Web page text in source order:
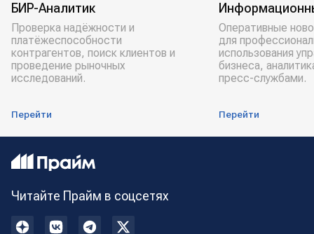
БИР-Аналитик
Проверка надёжности и
платёжеспособности
контрагентов, поиск клиентов и
проведение рыночных
исследований.
Перейти
Оперативные
для
использования
бизнеса,
пресс-службами.
Перейти
Читайте Прайм в соцсетях